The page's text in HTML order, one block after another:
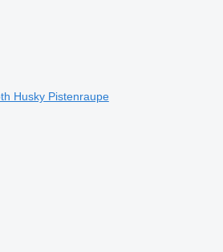
Husky Pistenraupe